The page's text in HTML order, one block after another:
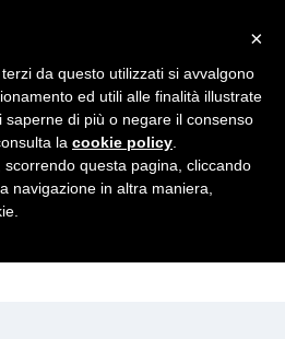
×
da questo utilizzati si avvalgono
ed utili alle finalità illustrate
saperne di più o negare il consenso
la cookie policy
questa pagina, cliccando
navigazione in altra maniera,